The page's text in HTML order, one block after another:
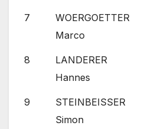
7
WOERGOETTER
Marco
8
LANDERER
Hannes
9
STEINBEISSER
Simon